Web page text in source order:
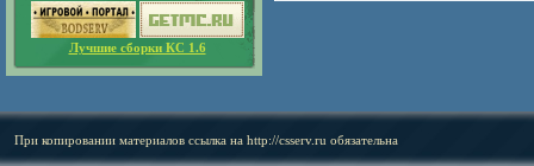
Лучшие сборки КС 1.6
При копировании материалов ссылка на http://csserv.ru обязательна